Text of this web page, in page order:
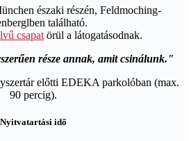
északi részén, Feldmoching-
található.
csapat örül a látogatásodnak.
része annak, amit csinálunk.
előtti EDEKA parkolóban (max.
90 percig).
Nyitvatartási idő